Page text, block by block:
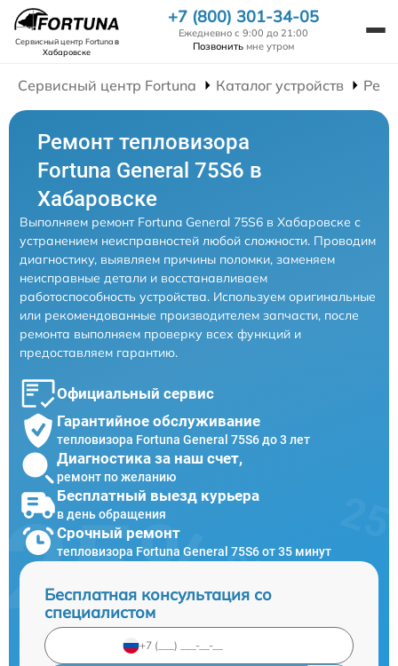
Сервисный центр Fortunaв
Хабаровске
+7 (800) 301-34-05
Ежедневно с 9:00 до 21:00
Позвонить мне утром
Сервисный центр Fortuna Каталог устройств
Ремонт тепловизора
Fortuna General 75S6 в
Хабаровске
Выполняем ремонт Fortuna General 75S6 в Хабаровске с
устранением неисправностей любой сложности. Проводим
диагностику, выявляем причины поломки, заменяем
неисправные детали и восстанавливаем
работоспособность устройства. Используем оригинальные
или рекомендованные производителем запчасти, после
ремонта выполняем проверку всех функций и
предоставляем гарантию.
Официальный сервис
Гарантийное обслуживание
тепловизора Fortuna General 75S6 до 3 лет
Диагностика за наш счет,
ремонт по желанию
Бесплатный выезд курьера
в день обращения
Срочный ремонт
тепловизора Fortuna General 75S6 от 35 минут
Бесплатная консультация со
специалистом